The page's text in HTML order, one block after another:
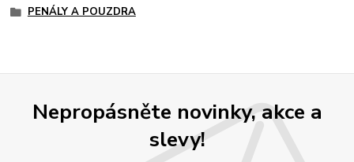
PENÁLY A POUZDRA
Nepropásněte novinky, akce a
slevy!